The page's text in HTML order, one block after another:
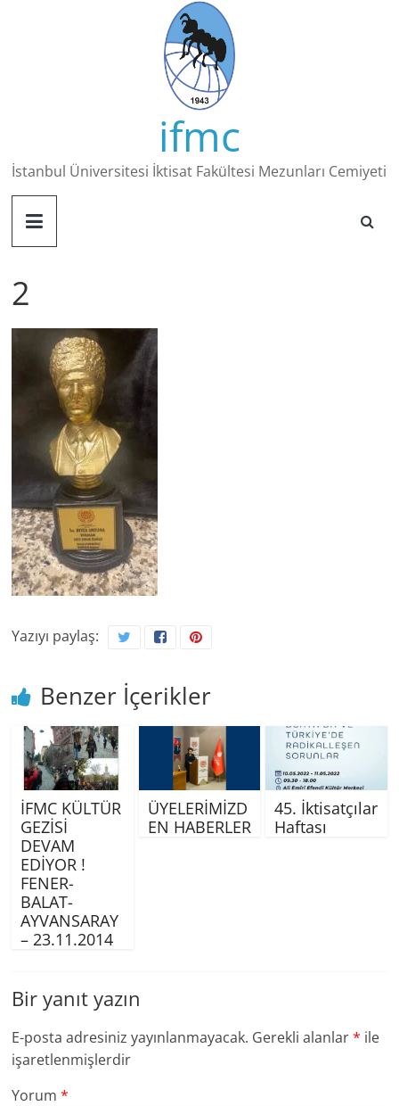
ifmc
İstanbul Üniversitesi İktisat Fakültesi Mezunları Cemiyeti
2
Yazıyı paylaş:
Benzer İçerikler
İFMC KÜLTÜR
GEZİSİ
DEVAM
EDİYOR !
FENER-
BALAT-
AYVANSARAY
– 23.11.2014
ÜYELERİMİZD
EN HABERLER
45. İktisatçılar
Haftası
Bir yanıt yazın
E-posta adresiniz yayınlanmayacak. Gerekli alanlar* ile
işaretlenmişlerdir
Yorum*